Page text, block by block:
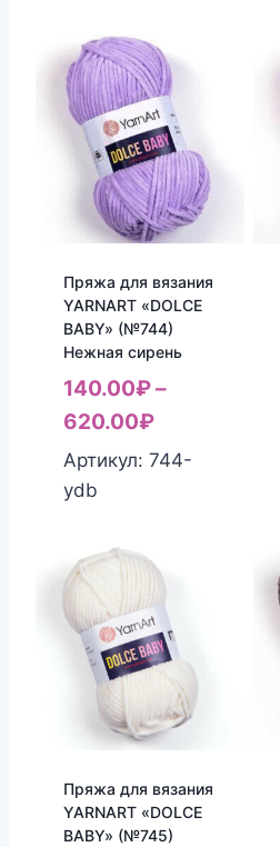
Пряжа для вязания
YARNART «DOLCE
BABY» (№744)
Нежная сирень
140.00₽–
620.00₽
Артикул: 744-
ydb
Пряжа для вязания
YARNART «DOLCE
BABY» (№745)